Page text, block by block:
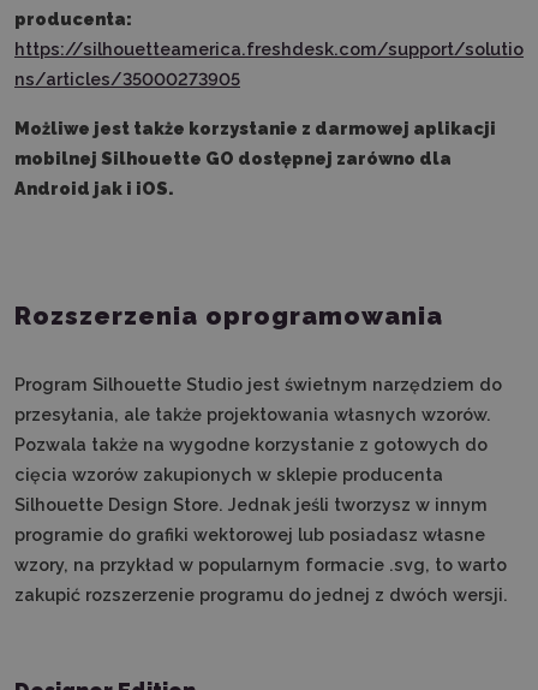
producenta:
https://silhouetteamerica.freshdesk.com/support/solutio
ns/articles/35000273905
Możliwe jest także korzystanie z darmowej aplikacji
mobilnej Silhouette GO dostępnej zarówno dla
Android jak i iOS.
Rozszerzenia oprogramowania
Program Silhouette Studio jest świetnym narzędziem do
przesyłania, ale także projektowania własnych wzorów.
Pozwala także na wygodne korzystanie z gotowych do
cięcia wzorów zakupionych w sklepie producenta
Silhouette Design Store. Jednak jeśli tworzysz w innym
programie do grafiki wektorowej lub posiadasz własne
wzory, na przykład w popularnym formacie .svg, to warto
zakupić rozszerzenie programu do jednej z dwóch wersji.